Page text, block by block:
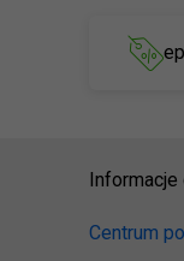
Informacje
Centrum